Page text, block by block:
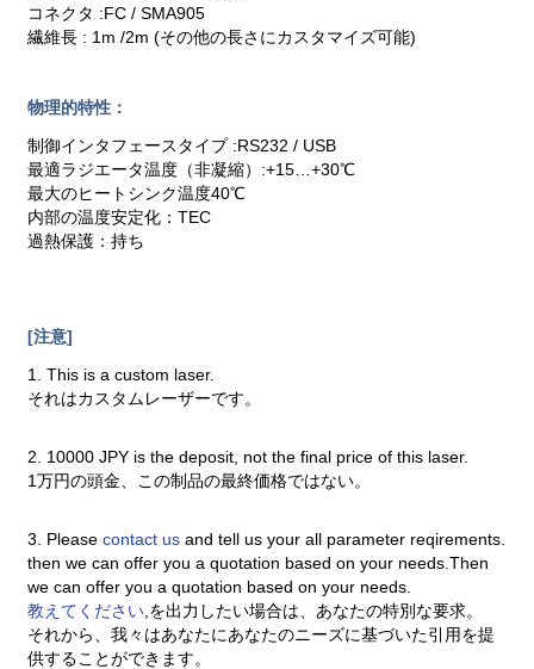
コネクタ :FC / SMA905
繊維長 : 1m /2m (その他の長さにカスタマイズ可能)
物理的特性：
制御インタフェースタイプ :RS232 / USB
最適ラジエータ温度（非凝縮）:+15…+30℃
最大のヒートシンク温度40℃
内部の温度安定化：TEC
過熱保護：持ち
[注意]
1. This is a custom laser.
それはカスタムレーザーです。
2. 10000 JPY is the deposit, not the final price of this laser.
1万円の頭金、この制品の最終価格ではない。
3. Pleasecontact usand tell us your all parameter reqirements.
then we can offer you a quotation based on your needs.Then
we can offer you a quotation based on your needs.
教えてください ,を出力したい場合は、あなたの特別な要求。
それから、我々はあなたにあなたのニーズに基づいた引用を提
供することができます。